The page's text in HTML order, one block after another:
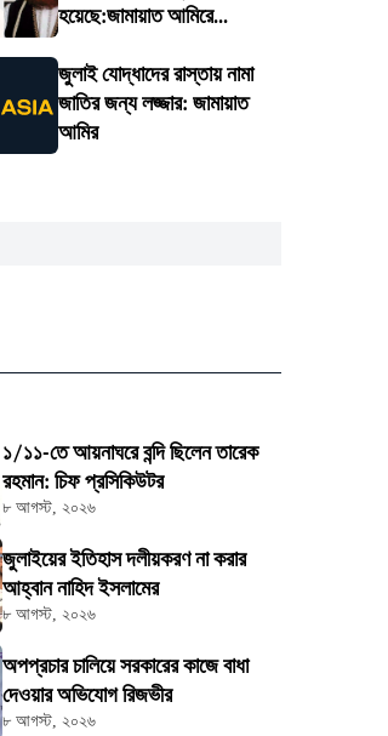
হয়েছে:জামায়াত আমিরে...
জুলাই যোদ্ধাদের রাস্তায় নামা
জাতির জন্য লজ্জার: জামায়াত
আমির
১/১১-তে আয়নাঘরে বন্দি ছিলেন তারেক
রহমান: চিফ প্রসিকিউটর
৮ আগস্ট, ২০২৬
জুলাইয়ের ইতিহাস দলীয়করণ না করার
আহ্বান নাহিদ ইসলামের
৮ আগস্ট, ২০২৬
অপপ্রচার চালিয়ে সরকারের কাজে বাধা
দেওয়ার অভিযোগ রিজভীর
৮ আগস্ট, ২০২৬